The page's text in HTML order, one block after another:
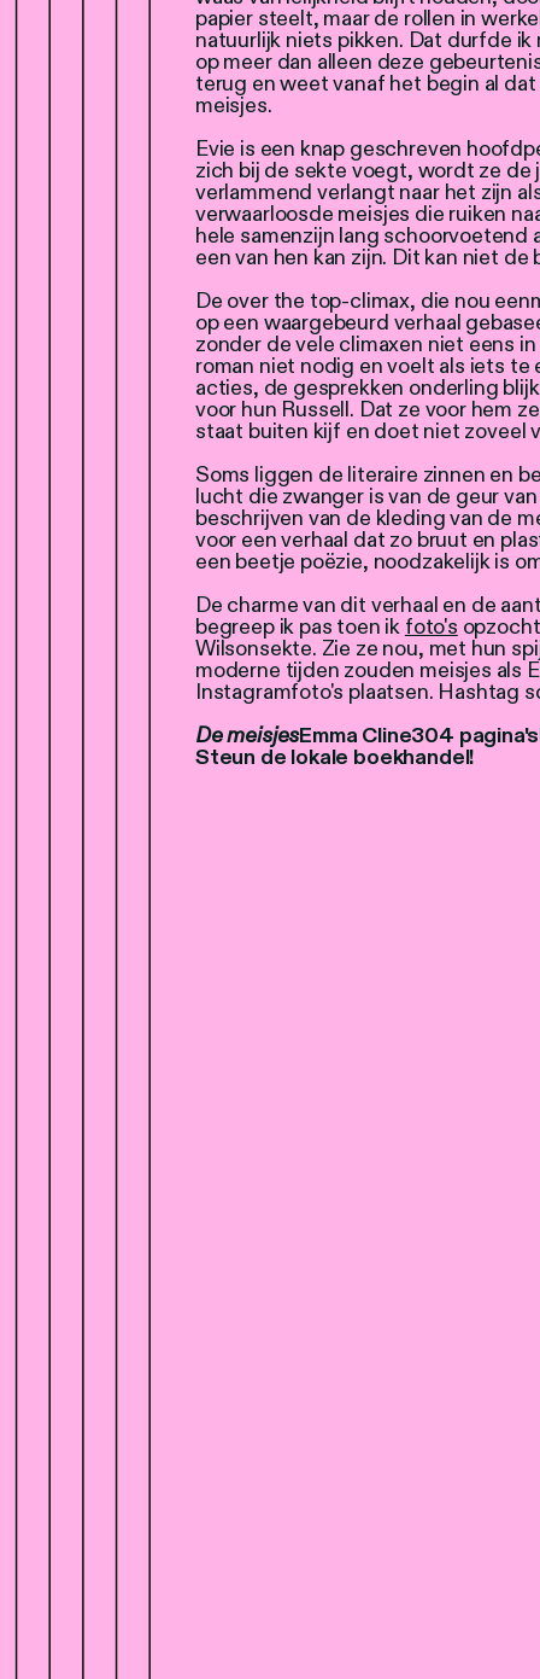
papier steelt, maar de rollen in
natuurlijk niets pikken. Dat durfde ik
op meer dan alleen deze
terug en weet vanaf het begin al
meisjes.
Evie is een knap geschreven
zich bij de sekte voegt, wordt ze de
verlammend verlangt naar het zijn
verwaarloosde meisjes die ruiken
hele samenzijn lang
een van hen kan zijn. Dit kan niet de
De over the top-climax, die nou
op een waargebeurd verhaal
zonder de vele climaxen niet eens
roman niet nodig en voelt als iets
acties, de gesprekken onderling
voor hun Russell. Dat ze voor hem
staat buiten kijf en doet niet zoveel
Soms liggen de literaire zinnen en
lucht die zwanger is van de geur
beschrijven van de kleding van de
voor een verhaal dat zo bruut en
een beetje poëzie, noodzakelijk is
De charme van dit verhaal en de
begreep ik pas toen ik foto's
Wilsonsekte. Zie ze nou, met hun
moderne tijden zouden meisjes als
Instagramfoto's plaatsen. Hashtag
De meisjesEmma Cline304 pagina's
Steun de lokale boekhandel!